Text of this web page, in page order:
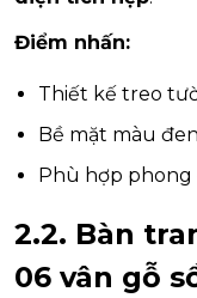
Điểm nhấn:
Thiết kế treo
Bề mặt màu
Phù hợp phong
2.2. Bàn
06 vân gỗ